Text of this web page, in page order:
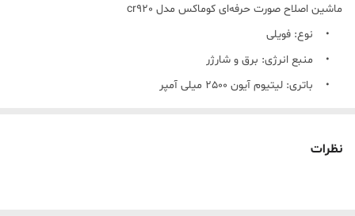
ماشین اصلاح صورت حرفه‌ای کوماکس مدل cr920
• نوع: فویلی
• منبع انرژی: برق و شارژر
• باتری: لیتیوم آیون 2500 میلی آمپر
نظرات